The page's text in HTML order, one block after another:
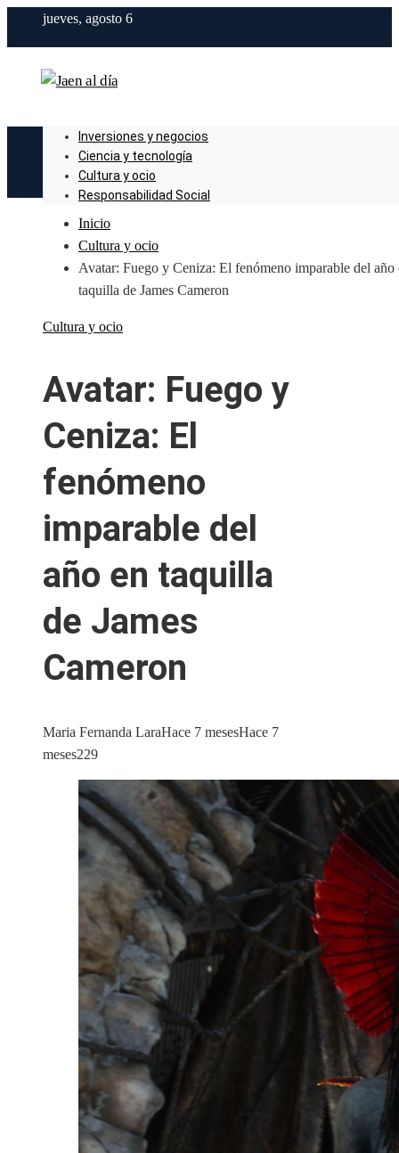
jueves, agosto 6
Inversiones y negocios
Ciencia y tecnología
Cultura y ocio
Responsabilidad Social
Inicio
Cultura y ocio
Avatar: Fuego y Ceniza: El fenómeno imparable del año
taquilla de James Cameron
Cultura y ocio
Avatar: Fuego y
Ceniza: El
fenómeno
imparable del
año en taquilla
de James
Cameron
Maria Fernanda LaraHace 7 mesesHace 7
meses229